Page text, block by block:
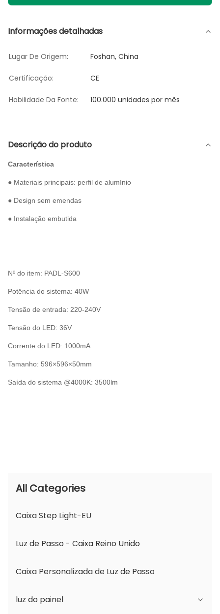
Informações detalhadas
Lugar De Origem: Foshan, China
Certificação: CE
Habilidade Da Fonte: 100.000 unidades por mês
Descrição do produto
Característica
● Materiais principais: perfil de alumínio
● Design sem emendas
● Instalação embutida
Nº do item: PADL-S600
Potência do sistema: 40W
Tensão de entrada: 220-240V
Tensão do LED: 36V
Corrente do LED: 1000mA
Tamanho: 596×596×50mm
Saída do sistema @4000K: 3500lm
All Categories
Caixa Step Light-EU
Luz de Passo - Caixa Reino Unido
Caixa Personalizada de Luz de Passo
luz do painel